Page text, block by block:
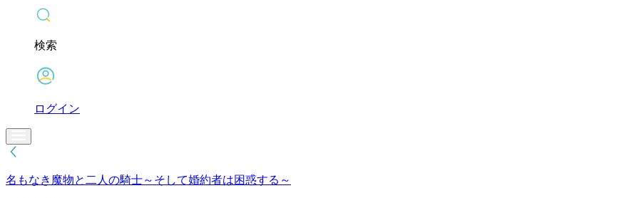
検索
ログイン
名もなき魔物と二人の騎士～そして婚約者は困惑する～